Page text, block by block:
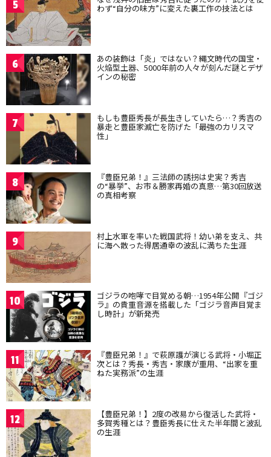
5 わず“自分の味方”に変えた裏工作の技法とは
6 あの装飾は「炎」ではない？縄文時代の国宝・
火焔型土器、5000年前の人々が刻んだ謎とデザ
インの秘密
7 もしも豊臣秀長が長生きしていたら…？秀吉の
暴走と豊臣家滅亡を防げた「最強のカリスマ
性」
8 『豊臣兄弟！』三法師の誘拐は史実？秀吉
の“暴挙”、お市＆勝家再婚の真意…第30回放送
の真相考察
9 村上水軍を率いた戦国武将！幼い弟を支え、共
に海へ散った得居通幸の波乱に満ちた生涯
10 ゴジラの咆哮で目覚める朝…1954年公開『ゴジ
ラ』の貴重音源を搭載した「ゴジラ音声目覚ま
し時計」が新発売
11 『豊臣兄弟！』で萩原護が演じる武将・小堀正
次とは？秀長・秀吉・家康が重用、“出家を重
ねた実務派”の生涯
12 【豊臣兄弟！】2度の改易から復活した武将・
多賀秀種とは？豊臣秀長に仕えた半年間と波乱
の生涯